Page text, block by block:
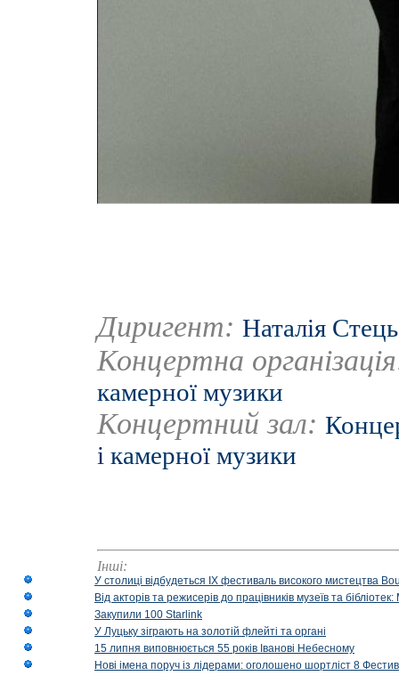
Диригент: Наталія Стець
Концертна
камерної музики
Концертний зал:
і камерної музики
Інші:
У столиці відбудеться IX фестиваль високого мистецтва
Від акторів та режисерів до працівників музеїв та
Закупили 100 Starlink
У Луцьку зіграють на золотій флейті та органі
15 липня виповнюється 55 років Іванові Небесному
Нові імена поруч із лідерами: оголошено шортліст 8